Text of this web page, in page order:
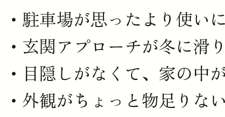
駐車場が思ったより使い
玄関アプローチが冬に滑
目隠しがなくて、家の中
外観がちょっと物足りな